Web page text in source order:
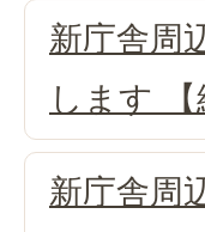
新庁舎周
します 【
新庁舎周